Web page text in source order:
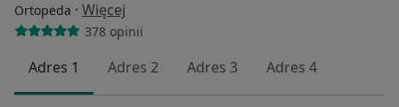
Ortopeda · Więcej
378 opinii
Adres 1 Adres 2 Adres 3 Adres 4